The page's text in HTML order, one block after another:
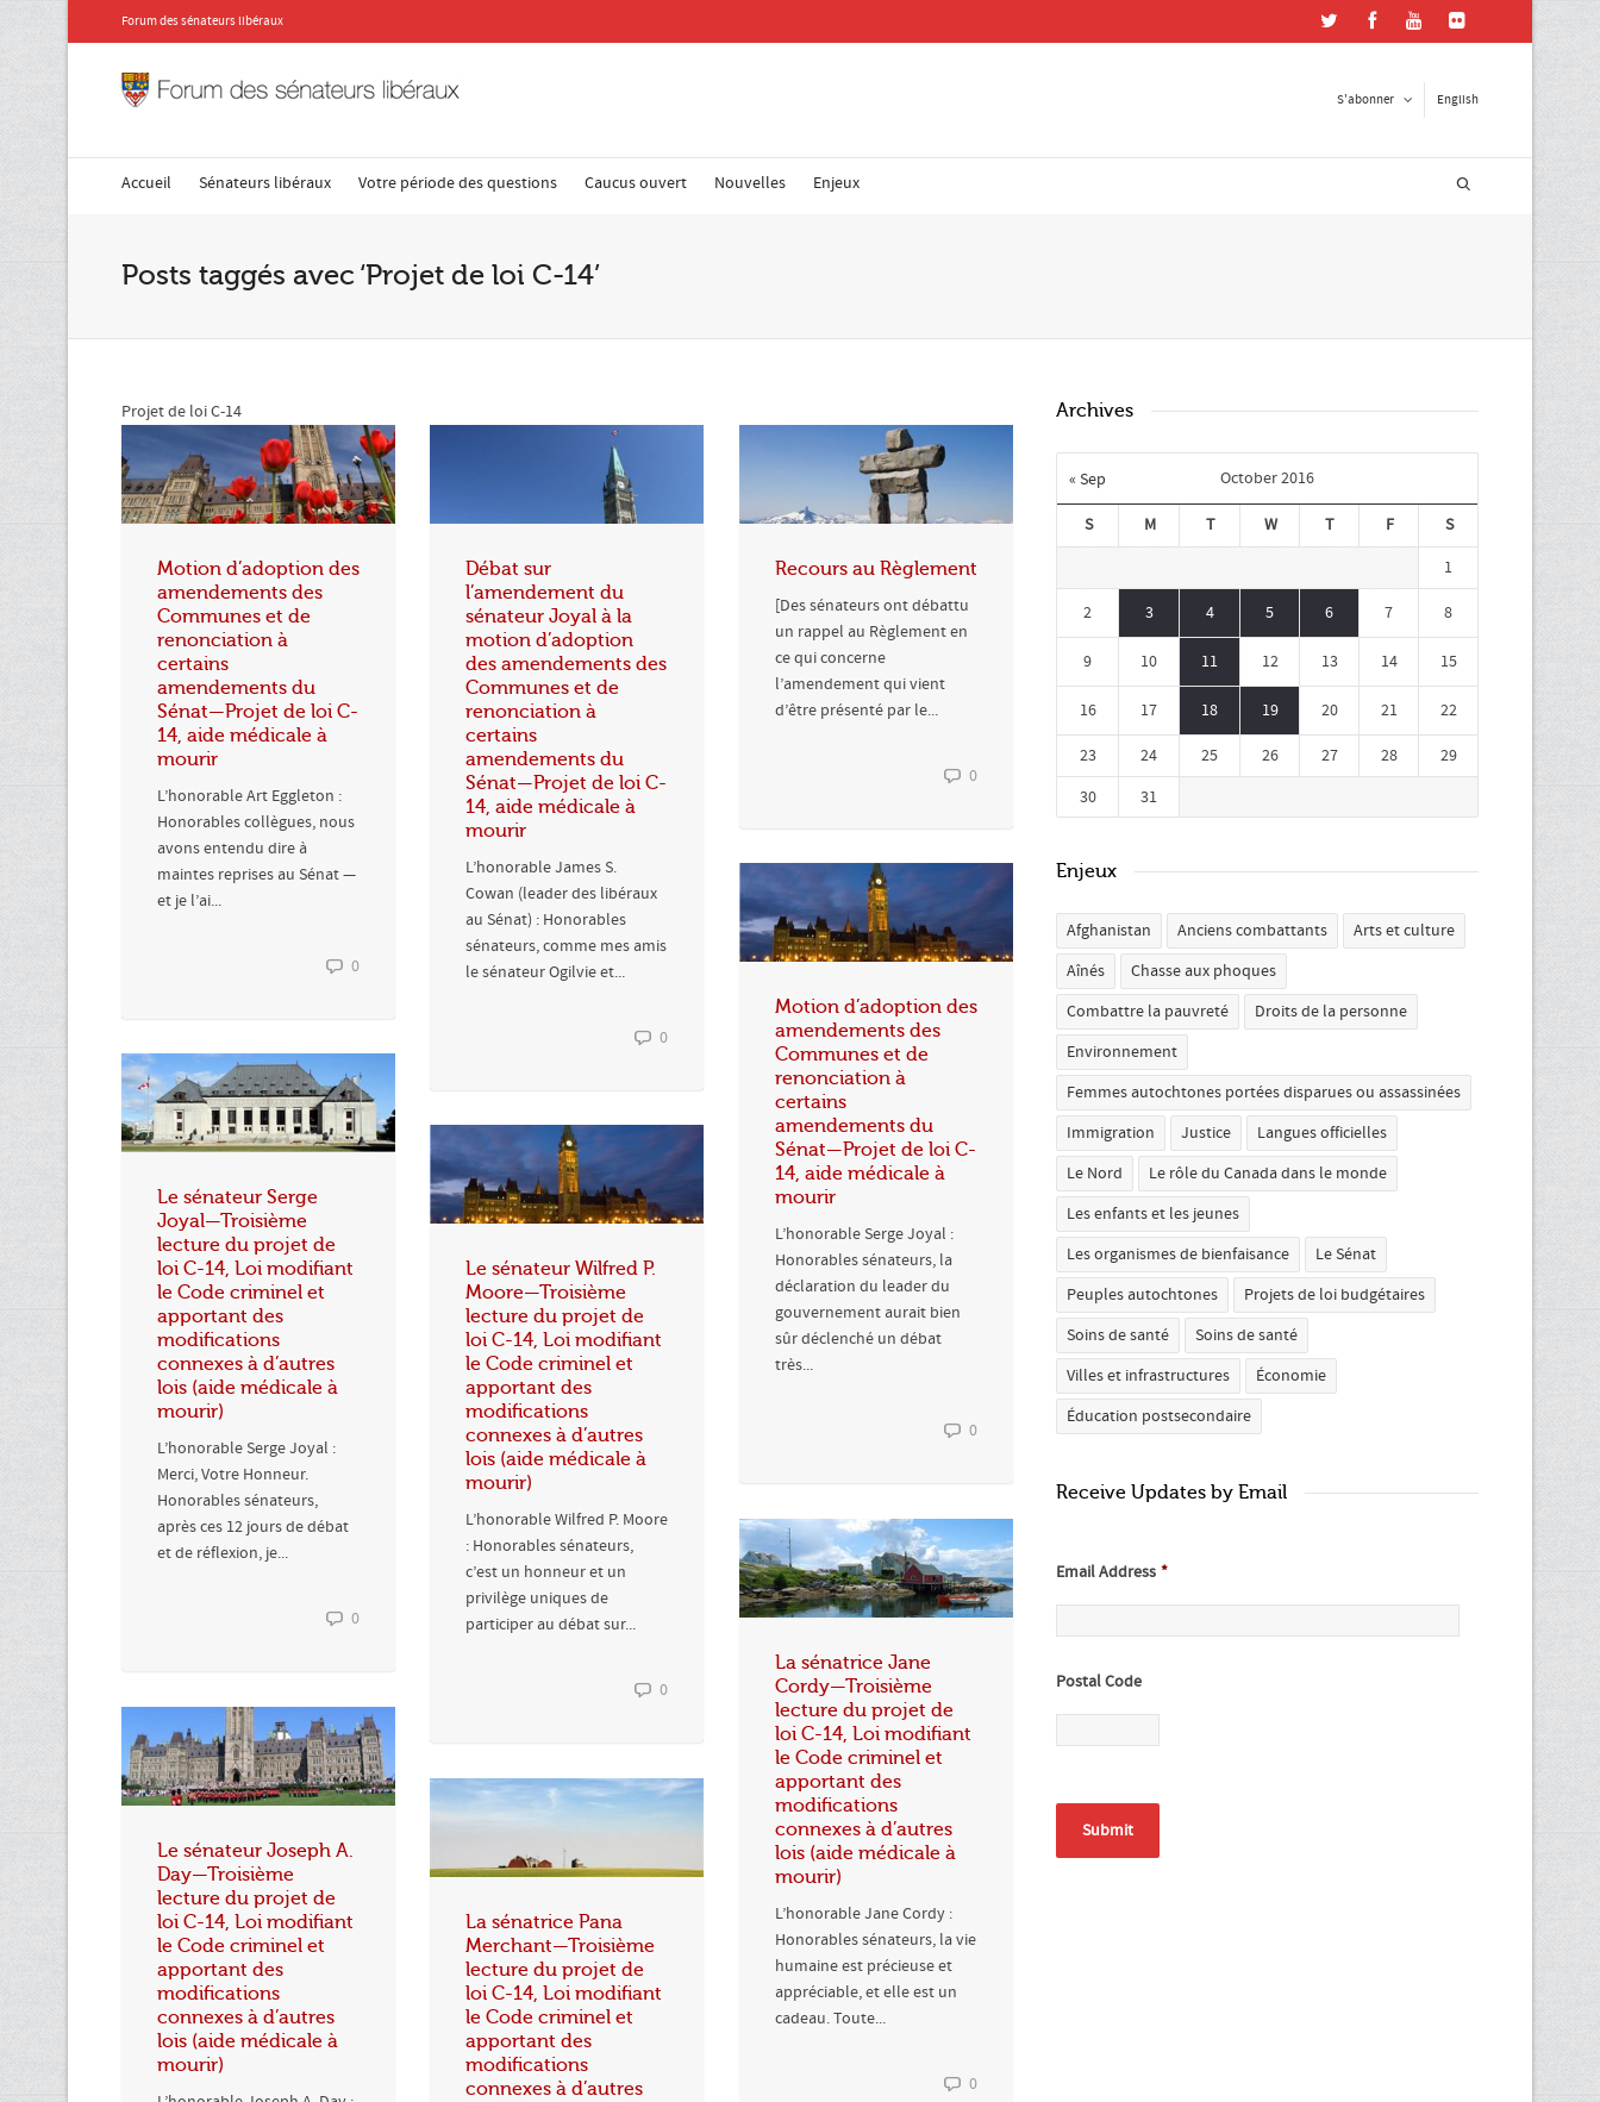
Forum des sénateurs libéraux
S'abonner English
Accueil Sénateurs libéraux Votre période des questions Caucus ouvert Nouvelles Enjeux
Posts taggés avec ‘Projet de loi C-14’
Projet de loi C-14
Motion d’adoption des
amendements des
Communes et de
renonciation à
certains
amendements du
Sénat—Projet de loi C-
14, aide médicale à
mourir
L’honorable Art Eggleton :
Honorables collègues, nous
avons entendu dire à
maintes reprises au Sénat —
et je l’ai...
0
Débat sur
l’amendement du
sénateur Joyal à la
motion d’adoption
des amendements des
Communes et de
renonciation à
certains
amendements du
Sénat—Projet de loi C-
14, aide médicale à
mourir
L’honorable James S.
Cowan (leader des libéraux
au Sénat) : Honorables
sénateurs, comme mes amis
le sénateur Ogilvie et...
0
Recours au Règlement
[Des sénateurs ont débattu
un rappel au Règlement en
ce qui concerne
l’amendement qui vient
d’être présenté par le...
0
Motion d’adoption des
amendements des
Communes et de
renonciation à
certains
amendements du
Sénat—Projet de loi C-
14, aide médicale à
mourir
L’honorable Serge Joyal :
Honorables sénateurs, la
déclaration du leader du
gouvernement aurait bien
sûr déclenché un débat
très...
0
Le sénateur Serge
Joyal—Troisième
lecture du projet de
loi C-14, Loi modifiant
le Code criminel et
apportant des
modifications
connexes à d’autres
lois (aide médicale à
mourir)
L’honorable Serge Joyal :
Merci, Votre Honneur.
Honorables sénateurs,
après ces 12 jours de débat
et de réflexion, je...
0
Le sénateur Wilfred P.
Moore—Troisième
lecture du projet de
loi C-14, Loi modifiant
le Code criminel et
apportant des
modifications
connexes à d’autres
lois (aide médicale à
mourir)
L’honorable Wilfred P. Moore
: Honorables sénateurs,
c’est un honneur et un
privilège uniques de
participer au débat sur...
0
La sénatrice Jane
Cordy—Troisième
lecture du projet de
loi C-14, Loi modifiant
le Code criminel et
apportant des
modifications
connexes à d’autres
lois (aide médicale à
mourir)
L’honorable Jane Cordy :
Honorables sénateurs, la vie
humaine est précieuse et
appréciable, et elle est un
cadeau. Toute...
0
Le sénateur Joseph A.
Day—Troisième
lecture du projet de
loi C-14, Loi modifiant
le Code criminel et
apportant des
modifications
connexes à d’autres
lois (aide médicale à
mourir)
La sénatrice Pana
Merchant—Troisième
lecture du projet de
loi C-14, Loi modifiant
le Code criminel et
apportant des
modifications
connexes à d’autres
Archives
October 2016
S M T W T F S
« Sep
1
2 3 4 5 6 7 8
9 10 11 12 13 14 15
16 17 18 19 20 21 22
23 24 25 26 27 28
29
30
31
Enjeux
Afghanistan Anciens combattants
Arts et culture
Aînés
Chasse aux phoques
Combattre la pauvreté
Droits de la personne
Environnement
Femmes autochtones portées disparues ou assassinées
Immigration
Justice
Langues officielles
Le Nord
Le rôle du Canada dans le monde
Les enfants et les jeunes
Les organismes de bienfaisance
Le Sénat
Peuples autochtones
Projets de loi budgétaires
Soins de santé
Soins de santé
Villes et infrastructures
Économie
Éducation postsecondaire
Receive Updates by Email
Email Address *
Postal Code